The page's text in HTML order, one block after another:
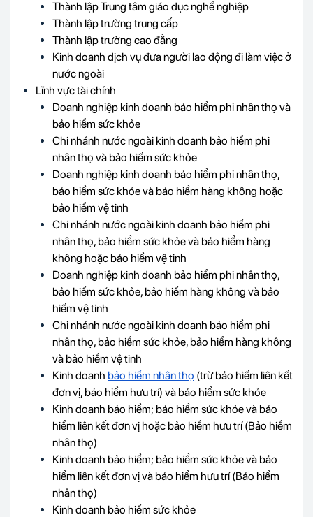
Thành lập Trung tâm giáo dục nghề nghiệp
Thành lập trường trung cấp
Thành lập trường cao đẳng
Kinh doanh dịch vụ đưa người lao động đi làm việc ở
nước ngoài
Lĩnh vực tài chính
Doanh nghiệp kinh doanh bảo hiểm phi nhân thọ và
bảo hiểm sức khỏe
Chi nhánh nước ngoài kinh doanh bảo hiểm phi
nhân thọ và bảo hiểm sức khỏe
Doanh nghiệp kinh doanh bảo hiểm phi nhân thọ,
bảo hiểm sức khỏe và bảo hiểm hàng không hoặc
bảo hiểm vệ tinh
Chi nhánh nước ngoài kinh doanh bảo hiểm phi
nhân thọ, bảo hiểm sức khỏe và bảo hiểm hàng
không hoặc bảo hiểm vệ tinh
Doanh nghiệp kinh doanh bảo hiểm phi nhân thọ,
bảo hiểm sức khỏe, bảo hiểm hàng không và bảo
hiểm vệ tinh
Chi nhánh nước ngoài kinh doanh bảo hiểm phi
nhân thọ, bảo hiểm sức khỏe, bảo hiểm hàng không
và bảo hiểm vệ tinh
Kinh doanh bảo hiểm nhân thọ (trừ bảo hiểm liên kết
đơn vị, bảo hiểm hưu trí) và bảo hiểm sức khỏe
Kinh doanh bảo hiểm; bảo hiểm sức khỏe và bảo
hiểm liên kết đơn vị hoặc bảo hiểm hưu trí (Bảo hiểm
nhân thọ)
Kinh doanh bảo hiểm; bảo hiểm sức khỏe và bảo
hiểm liên kết đơn vị và bảo hiểm hưu trí (Bảo hiểm
nhân thọ)
Kinh doanh bảo hiểm sức khỏe